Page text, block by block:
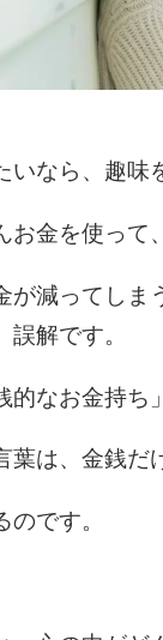
いなら、趣味
お金を使って
が減ってし
誤解です。
的なお金持
葉は、金銭だ
です。